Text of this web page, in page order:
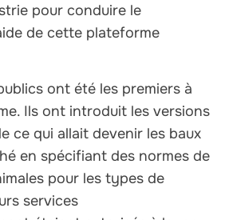
pour conduire le
de cette plateforme
ont été les premiers à
Ils ont introduit les versions
ce qui allait devenir les baux
en spécifiant des normes de
pour les types de
services